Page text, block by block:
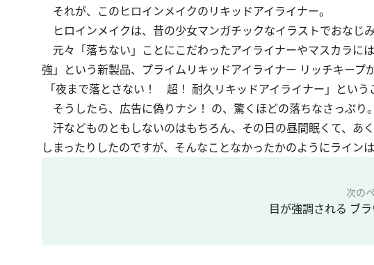
それが、このヒロインメイクのリキッドアイライナー。
ヒロインメイクは、昔の少女マンガチックなイラストでおなじみ
元々「落ちない」ことにこだわったアイライナーやマスカラに
強」という新製品、プライムリキッドアイライナー リッチキープ
「夜まで落とさない！ 超！ 耐久リキッドアイライナー」という
そうしたら、広告に偽りナシ！ の、驚くほどの落ちなさっぷり。
汗などものともしないのはもちろん、その日の昼間眠くて、あ
しまったりしたのですが、そんなことなかったかのようにライン
次の
目が強調される ブ